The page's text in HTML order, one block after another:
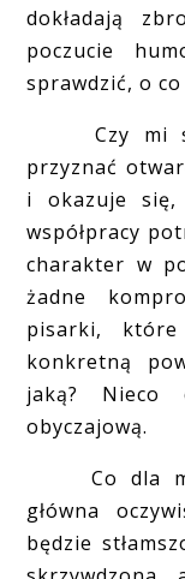
dokładają
poczucie
sprawdzić, o co
Czy mi się
przyznać
i okazuje
współpracy
charakter w
żadne
pisarki, które
konkretną
jaką? Nieco
obyczajową.
Co dla
główna
będzie